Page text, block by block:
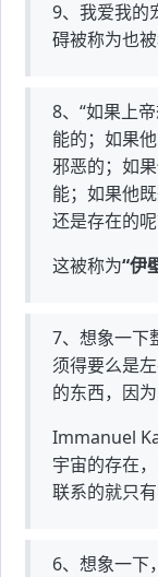
9、我爱我的
碍被称为也
8、“如果上
能的；如果
邪恶的；如
能；如果他
还是存在的
这被称为“伊
7、想象一下
须得要么是
的东西，因
Immanuel
宇宙的存在
联系的就只有
6、想象一下